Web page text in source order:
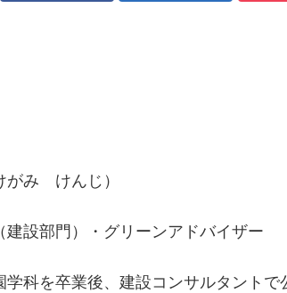
み けんじ）
建設部門）・グリーンアドバイザー
学科を卒業後、建設コンサルタント